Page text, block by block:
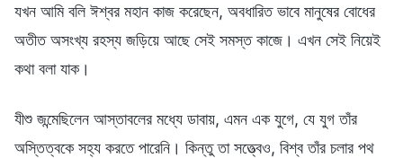
যখন আমি বলি ঈশ্বর মহান কাজ করেছেন, অবধারিত ভাবে মানুষের বোধের
অতীত অসংখ্য রহস্য জড়িয়ে আছে সেই সমস্ত কাজে। এখন সেই নিয়েই
কথা বলা যাক।
যীশু জন্মেছিলেন আস্তাবলের মধ্যে ডাবায়, এমন এক যুগে, যে যুগ তাঁর
অস্তিত্বকে সহ্য করতে পারেনি। কিন্তু তা সত্ত্বেও, বিশ্ব তাঁর চলার পথ